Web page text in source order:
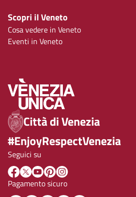
Scopri il Veneto
Cosa vedere in Veneto
Eventi in Veneto
Città di Venezia
#EnjoyRespectVenezia
Seguici su
Pagamento sicuro